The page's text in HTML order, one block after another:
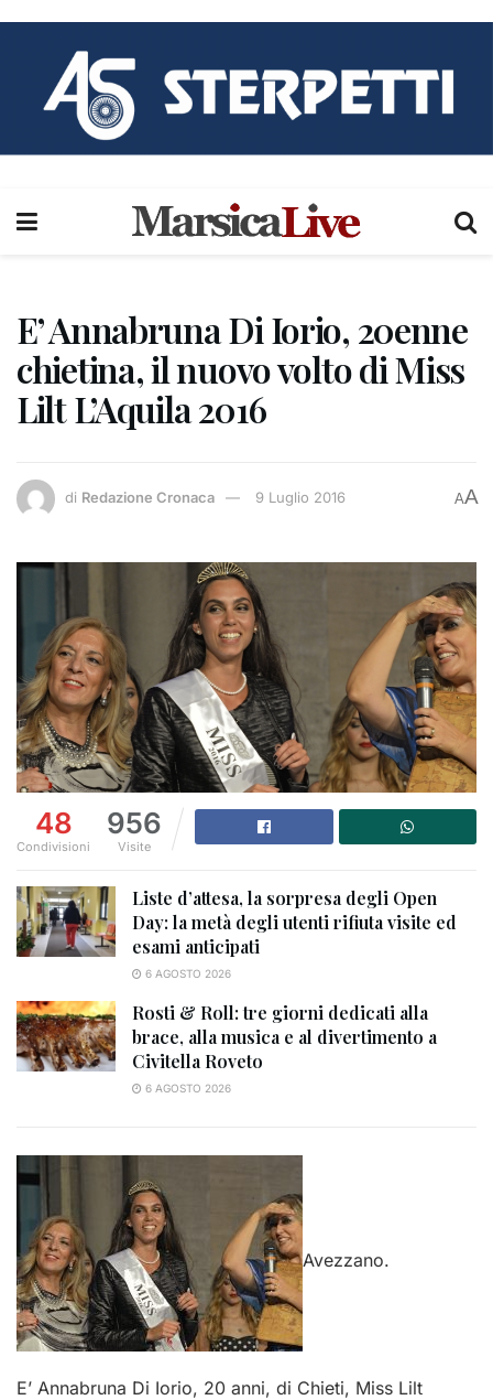
E’ Annabruna Di Iorio, 20enne
chietina, il nuovo volto di Miss
Lilt L’Aquila 2016
di Redazione Cronaca 9 Luglio 2016 AA
48
Condivisioni
956
Visite
Liste d’attesa, la sorpresa degli Open
Day: la metà degli utenti rifiuta visite ed
esami anticipati
6 AGOSTO 2026
Rosti & Roll: tre giorni dedicati alla
brace, alla musica e al divertimento a
Civitella Roveto
6 AGOSTO 2026
Avezzano.
E’ Annabruna Di Iorio, 20 anni, di Chieti, Miss Lilt